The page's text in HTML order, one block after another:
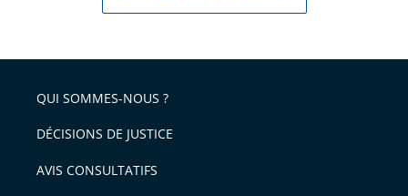
QUI SOMMES-NOUS ?
DÉCISIONS DE JUSTICE
AVIS CONSULTATIFS